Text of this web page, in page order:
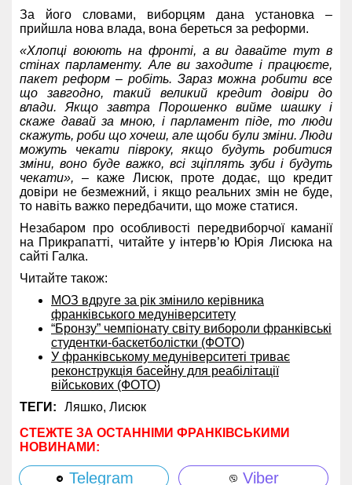
За його словами, виборцям дана установка –
прийшла нова влада, вона береться за реформи.
«Хлопці воюють на фронті, а ви давайте тут в
стінах парламенту. Але ви заходите і працюєте,
пакет реформ – робіть. Зараз можна робити все
що завгодно, такий великий кредит довіри до
влади. Якщо завтра Порошенко вийме шашку і
скаже давай за мною, і парламент піде, то люди
скажуть, роби що хочеш, але щоби були зміни. Люди
можуть чекати півроку, якщо будуть робитися
зміни, воно буде важко, всі зціплять зуби і будуть
чекати», – каже Лисюк, проте додає, що кредит
довіри не безмежний, і якщо реальних змін не буде,
то навіть важко передбачити, що може статися.
Незабаром про особливості передвиборчої каманії
на Прикрапатті, читайте у інтерв’ю Юрія Лисюка на
сайті Галка.
Читайте також:
МОЗ вдруге за рік змінило керівника
франківського медуніверситету
“Бронзу” чемпіонату світу вибороли франківські
студентки-баскетболістки (ФОТО)
У франківському медуніверситеті триває
реконструкція басейну для реабілітації
військових (ФОТО)
ТЕГИ:
Ляшко, Лисюк
СТЕЖТЕ ЗА ОСТАННІМИ ФРАНКІВСЬКИМИ
НОВИНАМИ:
Telegram
Viber